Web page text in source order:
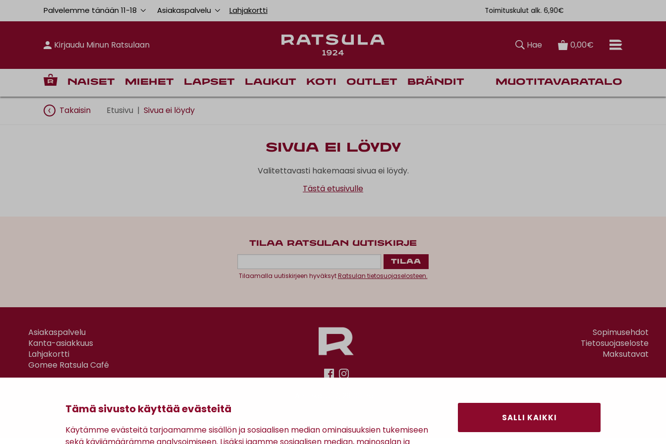
Tämä sivusto käyttää evästeitä
Käytämme evästeitä tarjoamamme sisällön ja sosiaalisen median ominaisuuksien tukemiseen
SALLI KAIKKI
Palvelemme tänään 11-18 Asiakaspalvelu Lahjakortti Toimituskulut alk. 6,90€
Kirjaudu Minun Ratsulaan Hae 0,00€
Naiset Miehet Lapset Laukut Koti Outlet Brändit Muotitavaratalo
Takaisin Etusivu | Sivua ei löydy
Sivua ei löydy
Valitettavasti hakemaasi sivua ei löydy.
Tästä etusivulle
TILAA RATSULAN UUTISKIRJE
Tilaamalla uutiskirjeen hyväksytRatsulan tietosuojaselosteen.
Asiakaspalvelu
Kanta-asiakkuus
Lahjakortti
Gomee Ratsula Café
Sopimusehdot
Tietosuojaseloste
Maksutavat